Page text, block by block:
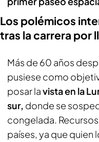
Los polémicos
tras la carrera por
Más de 60 años
pusiese como
posar lavista en la
sur, donde se
congelada.
países, ya que quien